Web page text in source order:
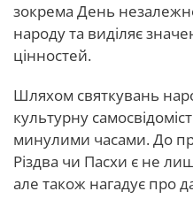
зокрема День
народу та виділяє
цінностей.
Шляхом святкувань
культурну
минулими часами. До
Різдва чи Пасхи є не
але також нагадує про